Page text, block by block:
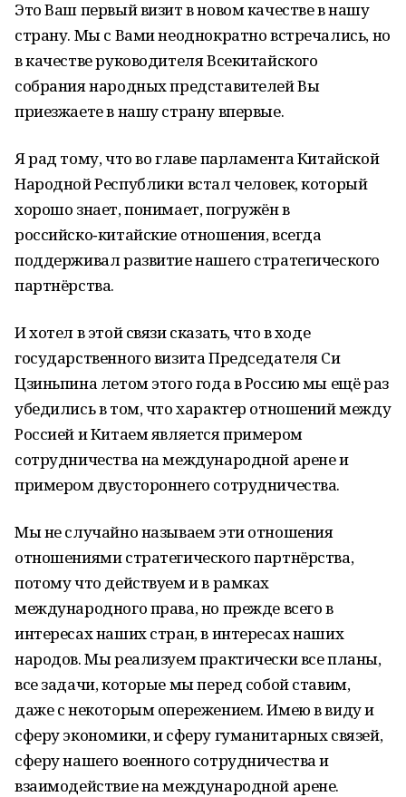
Это Ваш первый визит в новом качестве в нашу
страну. Мы с Вами неоднократно встречались, но
в качестве руководителя Всекитайского
собрания народных представителей Вы
приезжаете в нашу страну впервые.
Я рад тому, что во главе парламента Китайской
Народной Республики встал человек, который
хорошо знает, понимает, погружён в
российско‑китайские отношения, всегда
поддерживал развитие нашего стратегического
партнёрства.
И хотел в этой связи сказать, что в ходе
государственного визита Председателя Си
Цзиньпина летом этого года в Россию мы ещё раз
убедились в том, что характер отношений между
Россией и Китаем является примером
сотрудничества на международной арене и
примером двустороннего сотрудничества.
Мы не случайно называем эти отношения
отношениями стратегического партнёрства,
потому что действуем и в рамках
международного права, но прежде всего в
интересах наших стран, в интересах наших
народов. Мы реализуем практически все планы,
все задачи, которые мы перед собой ставим,
даже с некоторым опережением. Имею в виду и
сферу экономики, и сферу гуманитарных связей,
сферу нашего военного сотрудничества и
взаимодействие на международной арене.